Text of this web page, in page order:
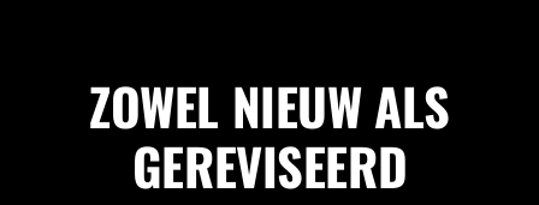
ZOWEL NIEUW ALS
GEREVISEERD